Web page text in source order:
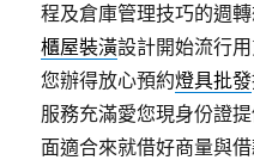
程及倉庫管理技巧的週
櫃屋裝潢設計開始流行
您辦得放心預約燈具批發
服務充滿愛您現身份證
面適合來就借好商量與